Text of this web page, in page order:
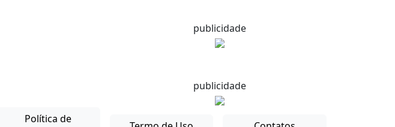
publicidade
publicidade
Política de